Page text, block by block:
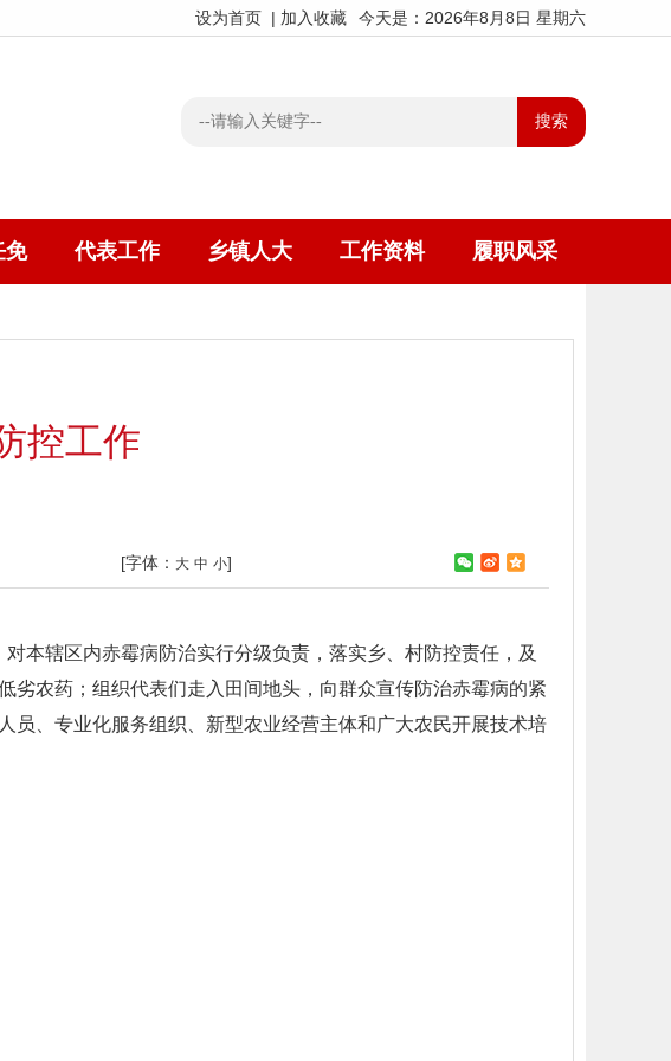
今天是：2026年8月8日 星期六
设为首页 | 加入收藏
免 代表工作 乡镇人大 工作资料 履职风采
控工作
[字体： 大 中 小]
本辖区内赤霉病防治实行分级负责，落实乡、村防控责任，及
劣农药；组织代表们走入田间地头，向群众宣传防治赤霉病的紧
员、专业化服务组织、新型农业经营主体和广大农民开展技术培